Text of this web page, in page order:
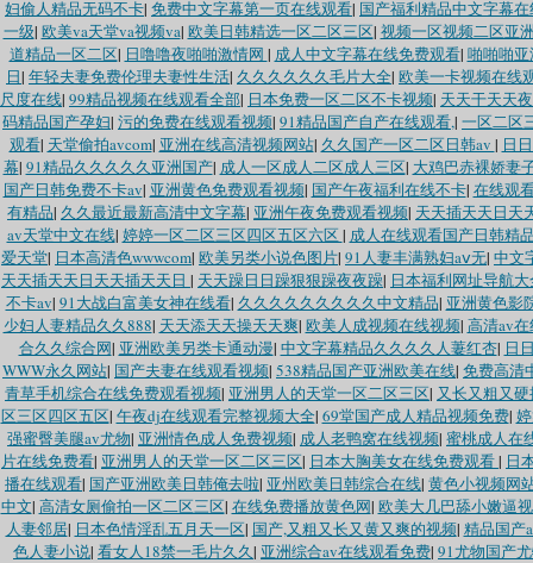
妇偷人精品无码不卡| 免费中文字幕第一页在线观看| 国产福利精品中文字幕
一级| 欧美va天堂va视频va| 欧美日韩精选一区二区三区| 视频一区视频二区亚
道精品一区二区| 日噜噜夜啪啪激情网 | 成人中文字幕在线免费观看| 啪啪啪
日| 年轻夫妻免费伦理夫妻性生活| 久久久久久久毛片大全| 欧美一卡视频在线
尺度在线| 99精品视频在线观看全部| 日本免费一区二区不卡视频| 天天干天天
码精品国产孕妇| 污的免费在线观看视频| 91精品国产自产在线观看,| 一区二区
观看| 天堂偷拍avcom| 亚洲在线高清视频网站| 久久国产一区二区日韩av | 日
幕| 91精品久久久久久亚洲国产| 成人一区成人二区成人三区| 大鸡巴赤裸娇妻
国产日韩免费不卡av| 亚洲黄色免费观看视频| 国产午夜福利在线不卡| 在线观
有精品| 久久最近最新高清中文字幕| 亚洲午夜免费观看视频| 天天插天天日天
av天堂中文在线| 婷婷一区二区三区四区五区六区| 成人在线观看国产日韩精
爱天堂| 日本高清色wwwcom| 欧美另类小说色图片| 91人妻丰满熟妇aⅴ无| 中文
天天插天天日天天插天天日 | 天天躁日日躁狠狠躁夜夜躁| 日本福利网址导航
不卡av| 91大战白富美女神在线看| 久久久久久久久久久中文精品| 亚洲黄色影
少妇人妻精品久久888| 天天添天天操天天爽| 欧美人成视频在线视频| 高清av
合久久综合网| 亚洲欧美另类卡通动漫| 中文字幕精品久久久久人萋红杏| 日
WWW永久网站| 国产夫妻在线观看视频| 538精品国产亚洲欧美在线| 免费高清
青草手机综合在线免费观看视频| 亚洲男人的天堂一区二区三区| 又长又粗又
区三区四区五区| 午夜dj在线观看完整视频大全| 69堂国产成人精品视频免费|
强蜜臀美腿av尤物| 亚洲情色成人免费视频| 成人老鸭窝在线视频| 蜜桃成人在
片在线免费看| 亚洲男人的天堂一区二区三区| 日本大胸美女在线免费观看| 日
播在线观看| 国产亚洲欧美日韩俺去啦| 亚州欧美日韩综合在线| 黄色小视频网
中文| 高清女厕偷拍一区二区三区| 在线免费播放黄色网| 欧美大几巴舔小嫩逼
人妻邻居| 日本色情淫乱五月天一区| 国产,又粗又长又黄又爽的视频| 精品国产
色人妻小说| 看女人18禁一毛片久久| 亚洲综合av在线观看免费| 91尤物国产